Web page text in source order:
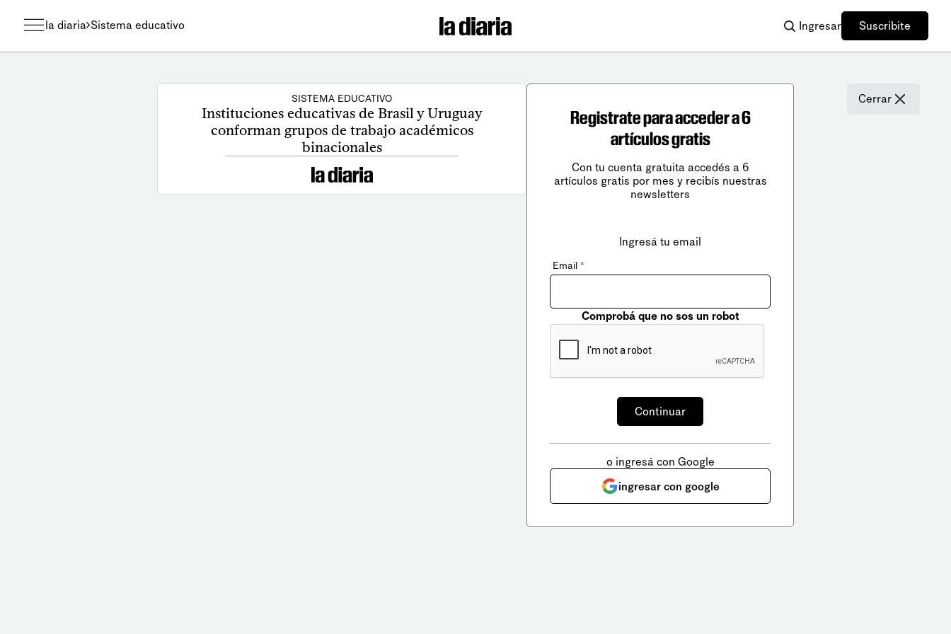
la diaria Sistema educativo Ingresar Suscribite
SISTEMA EDUCATIVO
Instituciones educativas de Brasil y Uruguay
conforman grupos de trabajo académicos
binacionales
Cerrar
Registrate para acceder a 6
artículos gratis
Con tu cuenta gratuita accedés a 6
artículos gratis por mes y recibís nuestras
newsletters
Ingresá tu email
Email *
Comprobá que no sos un robot
o ingresá con Google
ingresar con google